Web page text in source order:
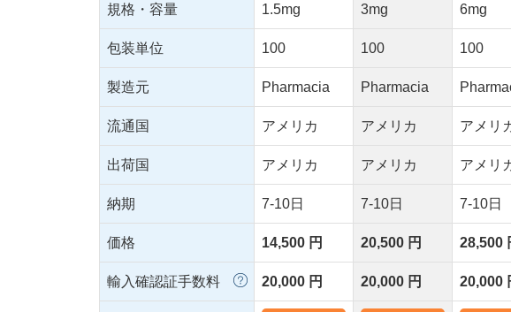
規格・容量 1.5mg 3mg 6mg
包装単位 100 100 100
製造元 Pharmacia Pharmacia
流通国 アメリカ アメリカ アメリ
出荷国 アメリカ アメリカ アメリ
納期 7-10日 7-10日 7-10日
価格 14,500 円 20,500 円 28,500
輸入確認証手数料 20,000 円 20,000 円 20,000